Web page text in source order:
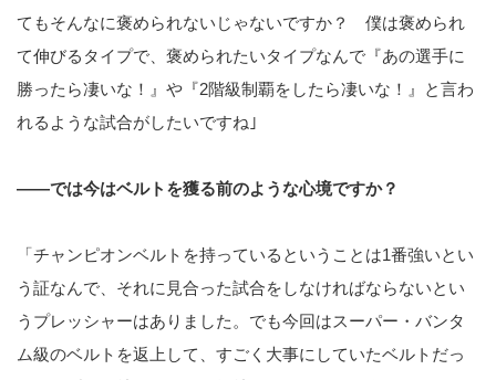
てもそんなに褒められないじゃないですか？ 僕は褒められ
て伸びるタイプで、褒められたいタイプなんで『あの選手に
勝ったら凄いな！』や『2階級制覇をしたら凄いな！』と言わ
れるような試合がしたいですね｣
――では今はベルトを獲る前のような心境ですか？
「チャンピオンベルトを持っているということは1番強いとい
う証なんで、それに見合った試合をしなければならないとい
うプレッシャーはありました。でも今回はスーパー・バンタ
ム級のベルトを返上して、すごく大事にしていたベルトだっ